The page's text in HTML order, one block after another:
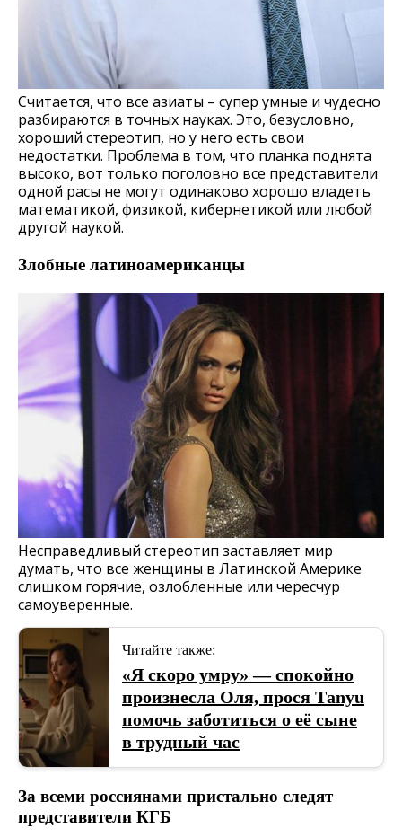
Считается, что все азиаты – супер умные и чудесно
разбираются в точных науках. Это, безусловно,
хороший стереотип, но у него есть свои
недостатки. Проблема в том, что планка поднята
высоко, вот только поголовно все представители
одной расы не могут одинаково хорошо владеть
математикой, физикой, кибернетикой или любой
другой наукой.
Злобные латиноамериканцы
Несправедливый стереотип заставляет мир
думать, что все женщины в Латинской Америке
слишком горячие, озлобленные или чересчур
самоуверенные.
Читайте также:
«Я скоро умру» — спокойно
произнесла Оля, прося Тanyu
помочь заботиться о её сыне
в трудный час
За всеми россиянами пристально следят
представители КГБ